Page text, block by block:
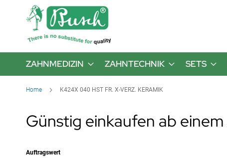
ZAHNMEDIZIN ZAHNTECHNIK SETS
Home K424X 040 HST FR. X-VERZ. KERAMIK
Günstig einkaufen ab
Auftragswert